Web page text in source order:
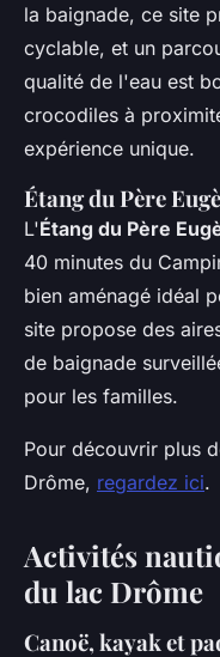
la baignade, ce site
cyclable, et un
qualité de l'eau est
crocodiles à
expérience unique.
Étang du Père
L'Étang du Père
40 minutes du
bien aménagé idéal
site propose des
de baignade
pour les familles.
Pour découvrir plus
Drôme, regardez ici.
Activités
du lac Drôme
Canoë, kayak et